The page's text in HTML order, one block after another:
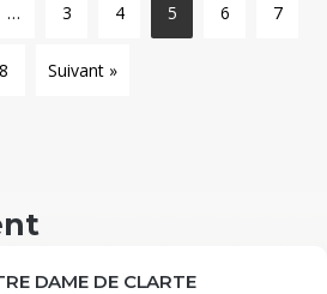
… 3 4 5 6 7
8 Suivant »
DAME DE CLARTE